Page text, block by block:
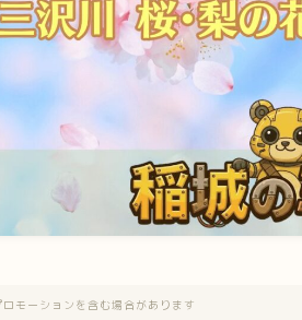
モーションを含む場合があります